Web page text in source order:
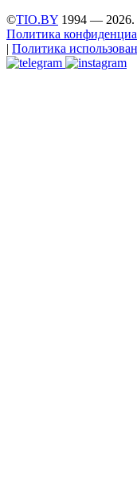
©TIO.BY 1994 — 2026.
Политика
| Политика